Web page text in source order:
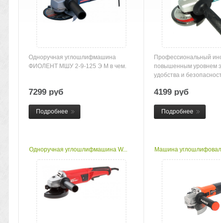
Одноручная углошлифмашина
ФИОЛЕНТ МШУ 2-9-125 Э М в чем.
7299 руб
Подробнее
Профессиональный
повышенным уровнем
удобства и
4199 руб
Подробнее
Одноручная углошлифмашина W... Машина